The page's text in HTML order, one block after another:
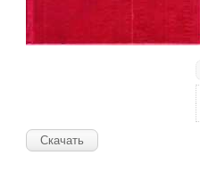
Скачать